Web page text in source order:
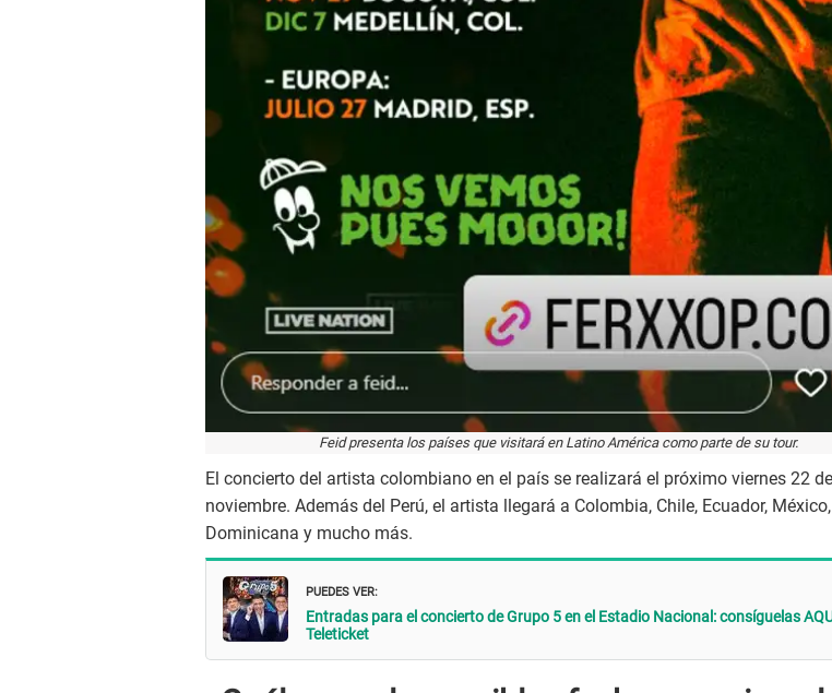
Feid presenta los países que visitará en Latino América como parte de su tour.
El concierto del artista colombiano en el país se realizará el próximo viernes 22 de
noviembre. Además del Perú, el artista llegará a Colombia, Chile, Ecuador,
Dominicana y mucho más.
PUEDES VER:
Entradas para el concierto de Grupo 5 en el Estadio Nacional: consíguelas
Teleticket